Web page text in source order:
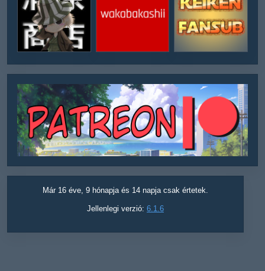
Már 16 éve, 9 hónapja és 14 napja csak értetek.
Jellenlegi verzió: 6.1.6